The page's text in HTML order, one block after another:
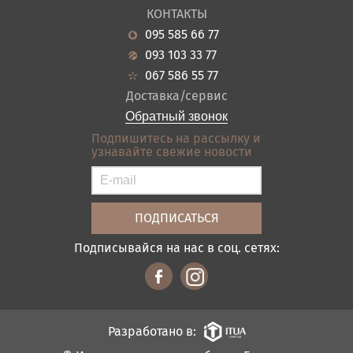
Гостиная
Кухня
Прихожие
Ванная
Акции
О нас
Новости
Гарантия
Кредит
Оплата и доставка
Отзывы
Контакты
Карта сайта
Условия покупки
КОНТАКТЫ
095 585 66 77
093 103 33 77
067 586 55 77
Доставка/сервис
Обратный звонок
Подпишитесь на рассылку и
узнавайте свежие новости
Подписывайся на нас в соц. сетях:
Разработано в: